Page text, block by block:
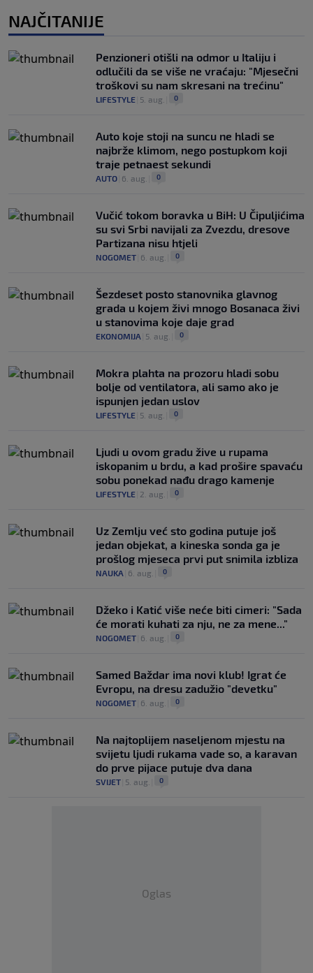
NAJČITANIJE
Penzioneri otišli na odmor u Italiju i
odlučili da se više ne vraćaju: "Mjesečni
troškovi su nam skresani na trećinu"
LIFESTYLE 5. aug. 0
Auto koje stoji na suncu ne hladi se
najbrže klimom, nego postupkom koji
traje petnaest sekundi
AUTO 6. aug. 0
Vučić tokom boravka u BiH: U Čipuljićima
su svi Srbi navijali za Zvezdu, dresove
Partizana nisu htjeli
NOGOMET 6. aug. 0
Šezdeset posto stanovnika glavnog
grada u kojem živi mnogo Bosanaca živi
u stanovima koje daje grad
EKONOMIJA 5. aug. 0
Mokra plahta na prozoru hladi sobu
bolje od ventilatora, ali samo ako je
ispunjen jedan uslov
LIFESTYLE 5. aug. 0
Ljudi u ovom gradu žive u rupama
iskopanim u brdu, a kad prošire spavaću
sobu ponekad nađu drago kamenje
LIFESTYLE 2. aug. 0
Uz Zemlju već sto godina putuje još
jedan objekat, a kineska sonda ga je
prošlog mjeseca prvi put snimila izbliza
NAUKA 6. aug. 0
Džeko i Katić više neće biti cimeri: "Sada
će morati kuhati za nju, ne za mene..."
NOGOMET 6. aug. 0
Samed Baždar ima novi klub! Igrat će
Evropu, na dresu zadužio "devetku"
NOGOMET 6. aug. 0
Na najtoplijem naseljenom mjestu na
svijetu ljudi rukama vade so, a karavan
do prve pijace putuje dva dana
SVIJET 5. aug. 0
Oglas